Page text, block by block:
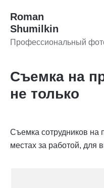
Roman
Shumilkin
Профессиональный
Съемка на
не только
Съемка сотрудников на
местах за работой, для